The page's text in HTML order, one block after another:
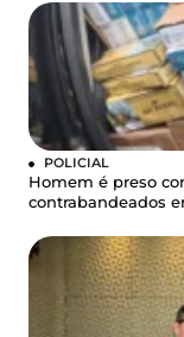
POLICIAL
Homem é preso
contrabandeados